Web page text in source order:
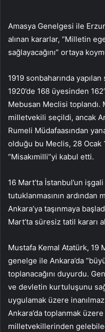
Amasya Genelgesi ile
alınan kararlar, “Milletin
sağlayacağını” ortaya
1919 sonbaharında
1920’de 168 üyesinden
Mebusan Meclisi toplandı.
milletvekili seçildi, ancak
Rumeli Müdafaasından
olduğu bu Meclis, 28 Ocak
“Misakımilli”yi kabul etti.
16 Mart’ta İstanbul’un
tutuklanmasının ardından
Ankara’ya taşınmaya
Mart’ta süresiz tatil kararı
Mustafa Kemal Atatürk, 19
genelge ile Ankara’da
toplanacağını duyurdu.
ve devletin kurtuluşunu
uygulamak üzere
Ankara’da toplanmak üzere
milletvekillerinden